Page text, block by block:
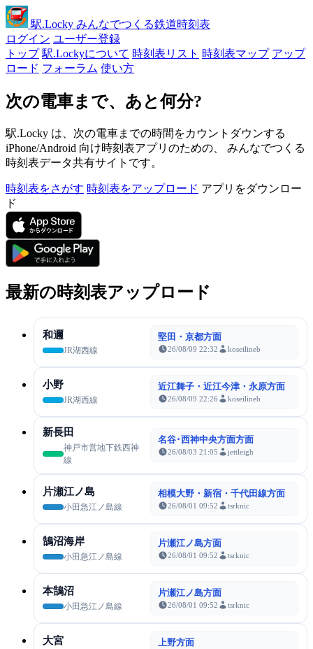
駅.Locky みんなでつくる鉄道時刻表
ログイン ユーザー登録
トップ 駅.Lockyについて 時刻表リスト 時刻表マップ アップ
ロード フォーラム 使い方
次の電車まで、あと何分?
駅.Locky は、次の電車までの時間をカウントダウンする
iPhone/Android 向け時刻表アプリのための、 みんなでつくる
時刻表データ共有サイトです。
時刻表をさがす 時刻表をアップロード アプリをダウンロー
ド
最新の時刻表アップロード
和邇
JR湖西線
堅田・京都方面
26/08/09 22:32 koseilineb
小野
JR湖西線
近江舞子・近江今津・永原方面
26/08/09 22:26 koseilineb
新長田
神戸市営地下鉄西神
線
名谷･西神中央方面方面
26/08/03 21:05 jettleigh
片瀬江ノ島
小田急江ノ島線
相模大野・新宿・千代田線方面
26/08/01 09:52 tsrknic
鵠沼海岸
小田急江ノ島線
片瀬江ノ島方面
26/08/01 09:52 tsrknic
本鵠沼
小田急江ノ島線
片瀬江ノ島方面
26/08/01 09:52 tsrknic
大宮 上野方面